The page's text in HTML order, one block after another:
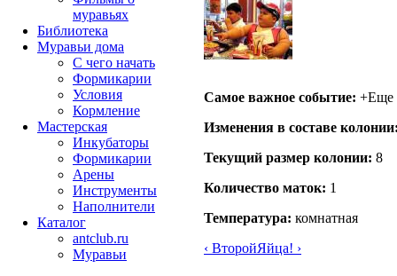
Самое важное событие: +Еще
Изменения в составе
Текущий размер кoлонии: 8
Количество маток: 1
Температура: комнатная
‹ ВторойЯйца! ›
муравьях
Библиотека
Муравьи дома
С чего начать
Формикарии
Условия
Кормление
Мастерская
Инкубаторы
Формикарии
Арены
Инструменты
Наполнители
Каталог
antclub.ru
Муравьи